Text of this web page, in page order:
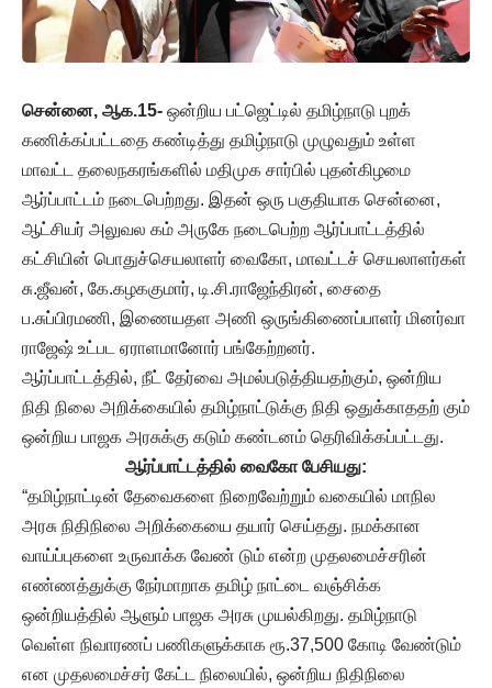
சென்னை, ஆக.15- ஒன்றிய பட்ஜெட்டில் தமிழ்நாடு புறக்
கணிக்கப்பட்டதை கண்டித்து தமிழ்நாடு முழுவதும் உள்ள
மாவட்ட தலைநகரங்களில் மதிமுக சார்பில் புதன்கிழமை
ஆர்ப்பாட்டம் நடைபெற்றது. இதன் ஒரு பகுதியாக சென்னை,
ஆட்சியர் அலுவல கம் அருகே நடைபெற்ற ஆர்ப்பாட்டத்தில்
கட்சியின் பொதுச்செயலாளர் வைகோ, மாவட்டச் செயலாளர்கள்
சு.ஜீவன், கே.கழககுமார், டி.சி.ராஜேந்திரன், சைதை
ப.சுப்பிரமணி, இணையதள அணி ஒருங்கிணைப்பாளர் மினர்வா
ராஜேஷ் உட்பட ஏராளமானோர் பங்கேற்றனர்.
ஆர்ப்பாட்டத்தில், நீட் தேர்வை அமல்படுத்தியதற்கும், ஒன்றிய
நிதி நிலை அறிக்கையில் தமிழ்நாட்டுக்கு நிதி ஒதுக்காததற் கும்
ஒன்றிய பாஜக அரசுக்கு கடும் கண்டனம் தெரிவிக்கப்பட்டது.
ஆர்ப்பாட்டத்தில் வைகோ பேசியது:
“தமிழ்நாட்டின் தேவைகளை நிறைவேற்றும் வகையில் மாநில
அரசு நிதிநிலை அறிக்கையை தயார் செய்தது. நமக்கான
வாய்ப்புகளை உருவாக்க வேண் டும் என்ற முதலமைச்சரின்
எண்ணத்துக்கு நேர்மாறாக தமிழ் நாட்டை வஞ்சிக்க
ஒன்றியத்தில் ஆளும் பாஜக அரசு முயல்கிறது. தமிழ்நாடு
வெள்ள நிவாரணப் பணிகளுக்காக ரூ.37,500 கோடி வேண்டும்
என முதலமைச்சர் கேட்ட நிலையில், ஒன்றிய நிதிநிலை